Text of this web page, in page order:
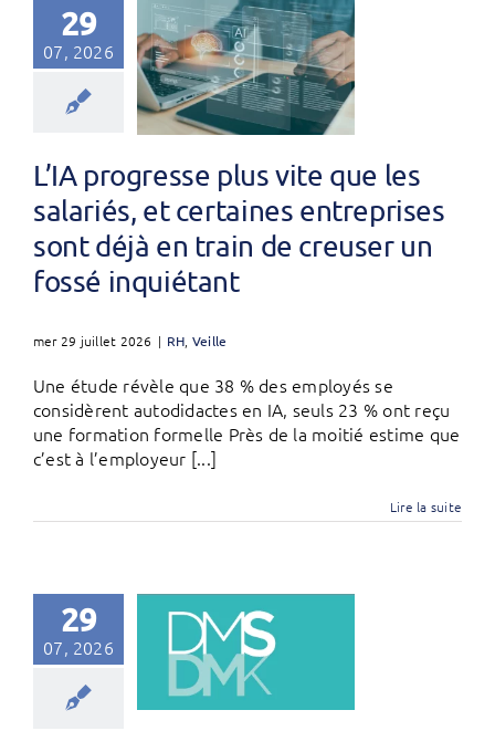
29
07, 2026
L’IA progresse plus vite que les
salariés, et certaines entreprises
sont déjà en train de creuser un
fossé inquiétant
mer 29 juillet 2026 | RH Veille
Une étude révèle que 38 % des employés se
considèrent autodidactes en IA, seuls 23 % ont reçu
une formation formelle Près de la moitié estime que
c’est à l’employeur [...]
Lire la suite
29
07, 2026